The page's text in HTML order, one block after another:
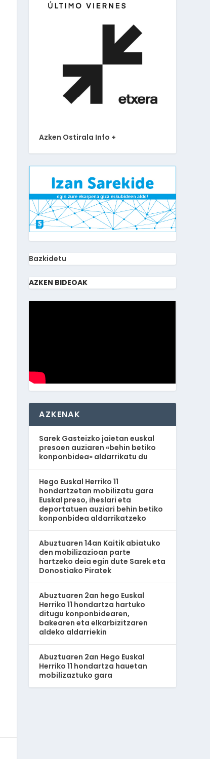
Azken Ostirala Info +
Bazkidetu
AZKEN BIDEOAK
AZKENAK
Sarek Gasteizko jaietan euskal
presoen auziaren «behin betiko
konponbidea» aldarrikatu du
Hego Euskal Herriko 11
hondartzetan mobilizatu gara
Euskal preso, iheslari eta
deportatuen auziari behin betiko
konponbidea aldarrikatzeko
Abuztuaren 14an Kaitik abiatuko
den mobilizazioan parte
hartzeko deia egin dute Sarek eta
Donostiako Piratek
Abuztuaren 2an hego Euskal
Herriko 11 hondartza hartuko
ditugu konponbidearen,
bakearen eta elkarbizitzaren
aldeko aldarriekin
Abuztuaren 2an Hego Euskal
Herriko 11 hondartza hauetan
mobilizaztuko gara